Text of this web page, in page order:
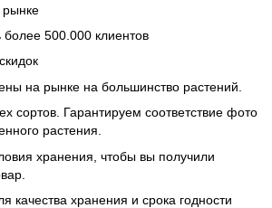
рынке
500.000 клиентов
на рынке на большинство растений.
сортов. Гарантируем соответствие фото
растения.
хранения, чтобы вы получили
качества хранения и срока годности